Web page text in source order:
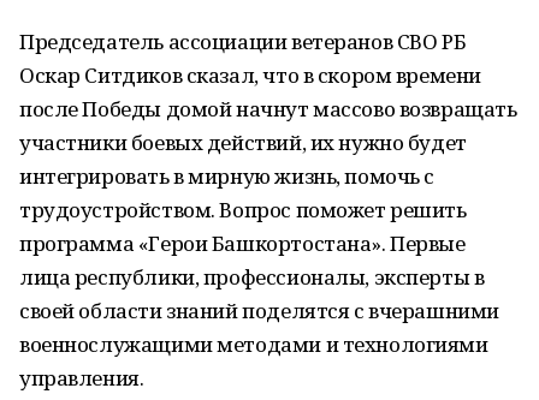
Председатель ассоциации ветеранов СВО РБ
Оскар Ситдиков сказал, что в скором времени
после Победы домой начнут массово возвращать
участники боевых действий, их нужно будет
интегрировать в мирную жизнь, помочь с
трудоустройством. Вопрос поможет решить
программа «Герои Башкортостана». Первые
лица республики, профессионалы, эксперты в
своей области знаний поделятся с вчерашними
военнослужащими методами и технологиями
управления.